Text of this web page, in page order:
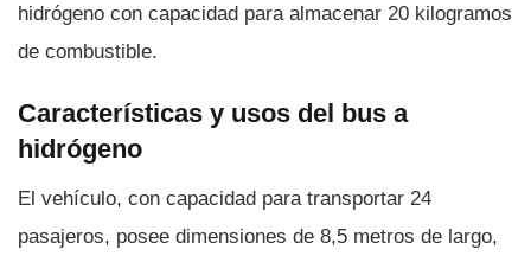
hidrógeno con capacidad para almacenar 20 kilogramos
de combustible.
Características y usos del bus a
hidrógeno
El vehículo, con capacidad para transportar 24
pasajeros, posee dimensiones de 8,5 metros de largo,